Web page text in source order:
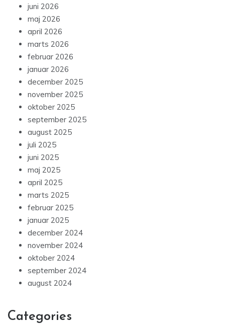
juni 2026
maj 2026
april 2026
marts 2026
februar 2026
januar 2026
december 2025
november 2025
oktober 2025
september 2025
august 2025
juli 2025
juni 2025
maj 2025
april 2025
marts 2025
februar 2025
januar 2025
december 2024
november 2024
oktober 2024
september 2024
august 2024
Categories